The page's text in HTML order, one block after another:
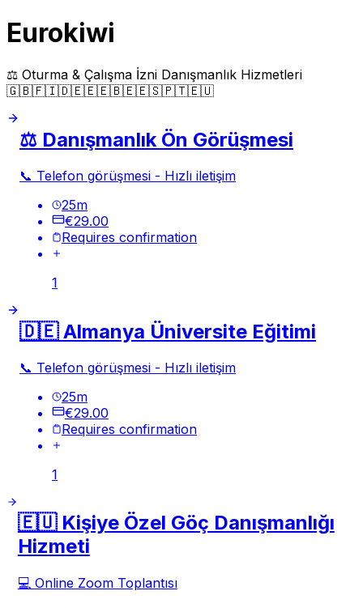
Eurokiwi
⚖️ Oturma & Çalışma İzni Danışmanlık Hizmetleri
🇬🇧🇫🇮🇩🇪🇪🇪🇧🇪🇪🇸🇵🇹🇪🇺
⚖️ Danışmanlık Ön Görüşmesi
📞 Telefon görüşmesi - Hızlı iletişim
25m
€29.00
Requires confirmation
1
🇩🇪 Almanya Üniversite Eğitimi
📞 Telefon görüşmesi - Hızlı iletişim
25m
€29.00
Requires confirmation
1
🇪🇺 Kişiye Özel Göç Danışmanlığı
Hizmeti
💻 Online Zoom Toplantısı